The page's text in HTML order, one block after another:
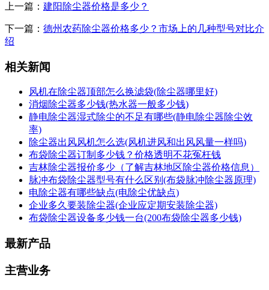
上一篇： 建阳除尘器价格是多少？
下一篇： 德州农药除尘器价格多少？市场上的几种型号对比介
绍
相关新闻
风机在除尘器顶部怎么换滤袋(除尘器哪里好)
消烟除尘器多少钱(热水器一般多少钱)
静电除尘器湿式除尘的不足有哪些(静电除尘器除尘效
率)
除尘器出风风机怎么选(风机进风和出风风量一样吗)
布袋除尘器订制多少钱？价格透明不花冤枉钱
吉林除尘器报价多少（了解吉林地区除尘器价格信息）
脉冲布袋除尘器型号有什么区别(布袋脉冲除尘器原理)
电除尘器有哪些缺点(电除尘优缺点)
企业多久要装除尘器(企业应定期安装除尘器)
布袋除尘器设备多少钱一台(200布袋除尘器多少钱)
最新产品
主营业务